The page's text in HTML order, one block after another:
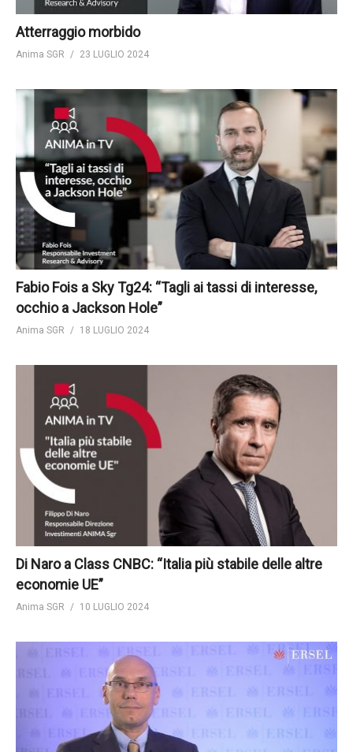
Atterraggio morbido
Anima SGR 23 LUGLIO 2024
Fabio Fois a Sky Tg24: “Tagli ai tassi di interesse,
occhio a Jackson Hole”
Anima SGR 18 LUGLIO 2024
Di Naro a Class CNBC: “Italia più stabile delle altre
economie UE”
Anima SGR 10 LUGLIO 2024